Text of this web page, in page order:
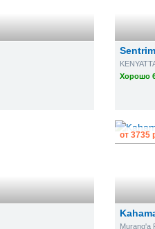
Хорошо
Murang'a
от 3735